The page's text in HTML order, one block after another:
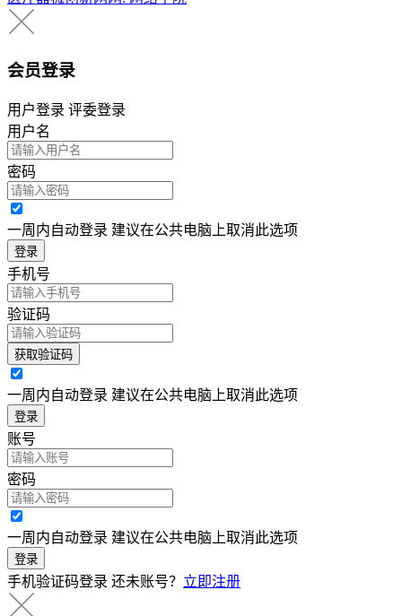
会员登录
用户登录 评委登录
用户名
密码
一周内自动登录 建议在公共电脑上取消此选项
登录
手机号
验证码
获取验证码
一周内自动登录 建议在公共电脑上取消此选项
登录
账号
密码
一周内自动登录 建议在公共电脑上取消此选项
登录
手机验证码登录 还未账号？ 立即注册